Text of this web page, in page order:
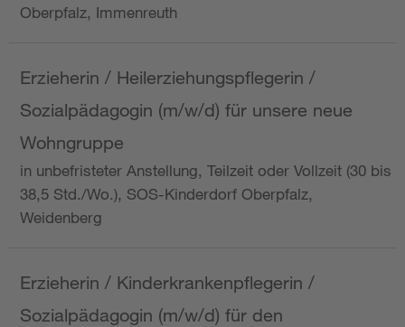
Oberpfalz, Immenreuth
Erzieherin / Heilerziehungspflegerin /
Sozialpädagogin (m/w/d) für unsere neue
Wohngruppe
in unbefristeter Anstellung, Teilzeit oder Vollzeit (30 bis
38,5 Std./Wo.), SOS-Kinderdorf Oberpfalz,
Weidenberg
Erzieherin / Kinderkrankenpflegerin /
Sozialpädagogin (m/w/d) für den